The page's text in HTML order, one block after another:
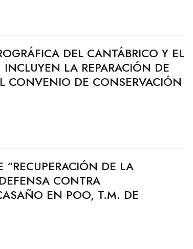
DEL CANTÁBRICO Y EL
LA REPARACIÓN DE
CONVENIO DE CONSERVACIÓN
“RECUPERACIÓN DE LA
CONTRA
EN POO, T.M. DE